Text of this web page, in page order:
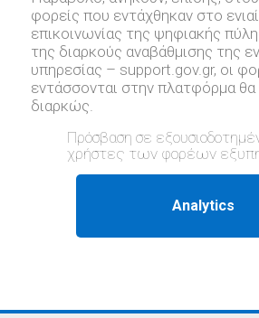
φορείς που εντάχθηκαν στο
επικοινωνίας της ψηφιακής
της διαρκούς αναβάθμισης της
υπηρεσίας – support.gov.gr, oι
εντάσσονται στην πλατφόρμα θα
διαρκώς.
Πρόσβαση σε
χρήστες των φορέων